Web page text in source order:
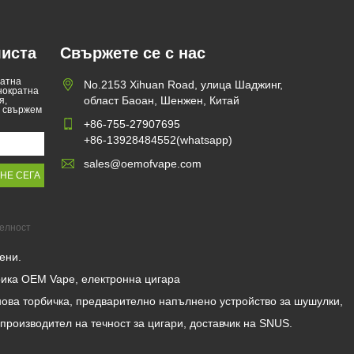
свържем
Свържете се с нас
No.2153 Xihuan Road, улица Шаджинг,
област Баоан, Шенжен, Китай
+86-755-27907695
+86-13928484552(whatsapp)
sales@oemofvape.com
OEM Vape, електронна цигара
торбичка, предварително напълнено устройство за шушулки,
на течност за цигари, доставчик на SNUS.